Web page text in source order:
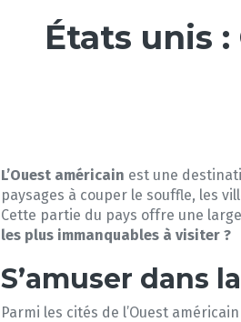
États unis
L’Ouest américain est une
paysages à couper le souffle, les
Cette partie du pays offre une
les plus immanquables à visiter ?
S’amuser dans
Parmi les cités de l’Ouest